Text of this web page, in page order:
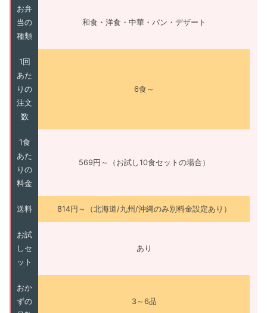
お弁
当の
種類
和食・洋食・中華・パン・デザート
1回
あた
りの
注文
数
6食～
1食
あた
りの
料金
569円～（お試し10食セットの場合）
送料 814円～（北海道/九州/沖縄のみ別料金設定あり）
お試
しセ
ット
あり
おか
ずの
3～6品